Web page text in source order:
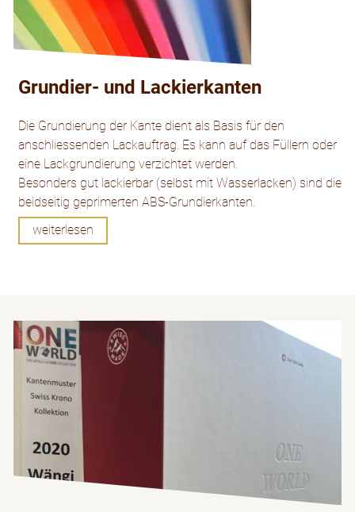
Grundier- und Lackierkanten
Die Grundierung der Kante dient als Basis für den
anschliessenden Lackauftrag. Es kann auf das Füllern oder
eine Lackgrundierung verzichtet werden.
Besonders gut lackierbar (selbst mit Wasserlacken) sind die
beidseitig geprimerten ABS-Grundierkanten.
weiterlesen